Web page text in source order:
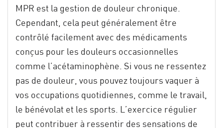
MPR est la gestion de douleur chronique.
Cependant, cela peut généralement être
contrôlé facilement avec des médicaments
conçus pour les douleurs occasionnelles
comme l’acétaminophène. Si vous ne ressentez
pas de douleur, vous pouvez toujours vaquer à
vos occupations quotidiennes, comme le travail,
le bénévolat et les sports. L’exercice régulier
peut contribuer à ressentir des sensations de